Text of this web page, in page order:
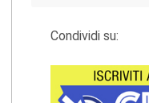
Condividi su: